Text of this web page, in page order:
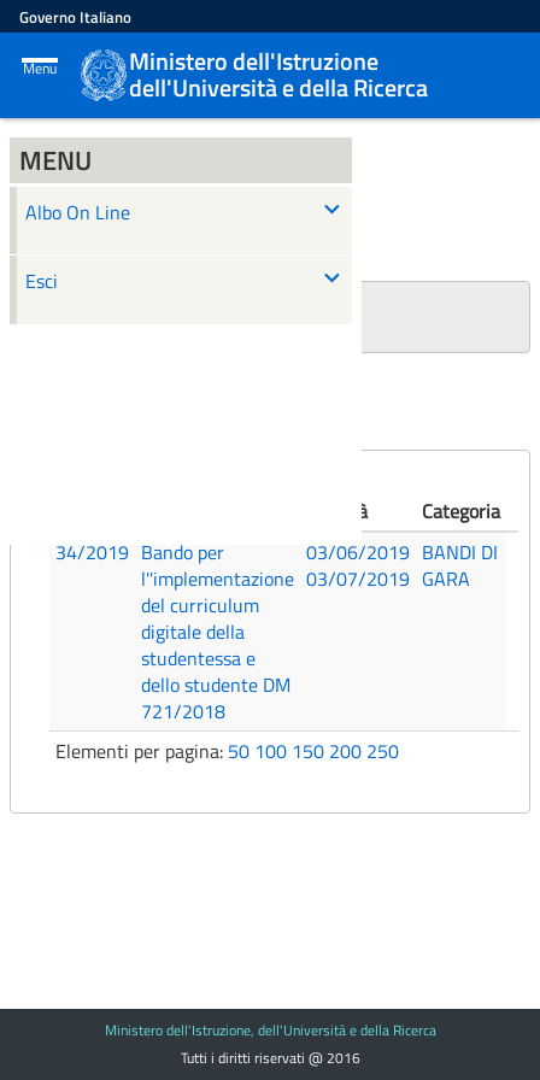
Governo Italiano
Menu Ministero dell'Istruzione
dell'Università e della Ricerca
MENU
Albo On Line
Esci
ALBO ON LINE
Ricerca
Validità
Categoria
34/2019 Bando per
l''implementazione
del curriculum
digitale della
studentessa e
dello studente DM
721/2018
03/06/2019
03/07/2019
BANDI DI
GARA
Elementi per pagina: 50 100 150 200 250
Ministero dell'Istruzione, dell'Università e della Ricerca
Tutti i diritti riservati @ 2016